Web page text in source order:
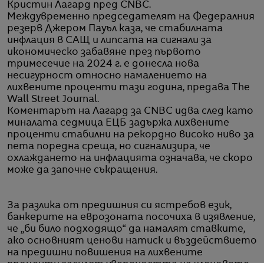
Кристин Лагард пред CNBC.
Междувременно председателят на Федералния
резерв Джером Пауъл каза, че стабилната
инфлация в САЩ и липсата на сигнали за
икономическо забавяне през първото
тримесечие на 2024 г. е донесла нова
несигурност относно намалението на
лихвените проценти тази година, предава The
Wall Street Journal.
Коментарът на Лагард за CNBC идва след като
миналата седмица ЕЦБ задържа лихвените
проценти стабилни на рекордно високо ниво за
пета поредна среща, но сигнализира, че
охлаждането на инфлацията означава, че скоро
може да започне съкращения.
За разлика от предишния си ястребов език,
банкерите на еврозоната посочиха в изявление,
че „би било подходящо“ да намалят ставките,
ако основният ценови натиск и въздействието
на предишни повишения на лихвените